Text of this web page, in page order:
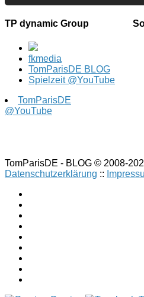
TP dynamic Group
fkmedia
TomParisDE BLOG
Spielzeit @YouTube
TomParisDE
@YouTube
TomParisDE - BLOG © 2008-
Datenschutzerklärung ::